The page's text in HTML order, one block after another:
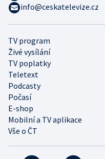
TV program
Živé vysílání
TV poplatky
Teletext
Podcasty
Počasí
E-shop
Mobilní a TV aplikace
Vše o ČT
info@ceskatelevize.cz